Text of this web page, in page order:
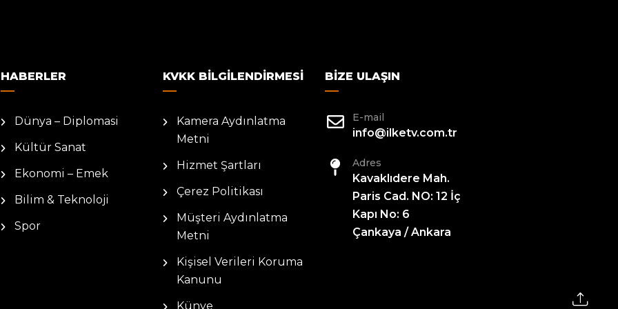
HABERLER
Dünya – Diplomasi
Kültür Sanat
Ekonomi – Emek
Bilim & Teknoloji
Spor
KVKK BILGILENDIRMESI
Kamera Aydınlatma
Metni
Hizmet Şartları
Çerez Politikası
Müşteri Aydınlatma
Metni
Kişisel Verileri Koruma
Kanunu
Künye
BIZE ULAŞIN
E-mail
info@ilketv.com.tr
Adres
Kavaklıdere Mah.
Paris Cad. NO: 12 İç
Kapı No: 6
Çankaya / Ankara